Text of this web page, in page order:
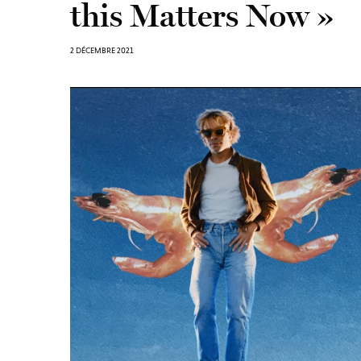
this Matters Now »
2 DÉCEMBRE 2021